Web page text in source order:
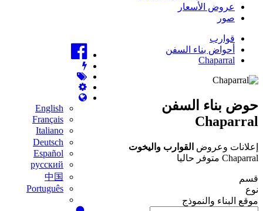
عروض الأسعار
صور
English
Français
Italiano
Deutsch
Español
русский
中国
Português
قوارب
أحواض بناء السفن
Chaparral
حوض بناء السفن
Chaparral
إعلانات وعروض القوارب واليخوت
Chaparral متوفر حاليا
قسم
نوع
موقع البناء والنموذج